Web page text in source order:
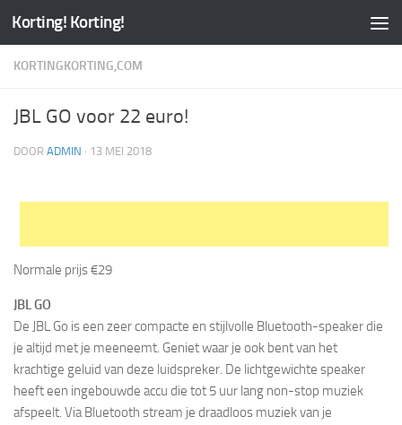
Korting! Korting!
KORTINGKORTING,COM
JBL GO voor 22 euro!
DOOR ADMIN · 13 MEI 2018
Normale prijs €29
JBL GO
De JBL Go is een zeer compacte en stijlvolle Bluetooth-speaker die
je altijd met je meeneemt. Geniet waar je ook bent van het
krachtige geluid van deze luidspreker. De lichtgewichte speaker
heeft een ingebouwde accu die tot 5 uur lang non-stop muziek
afspeelt. Via Bluetooth stream je draadloos muziek van je